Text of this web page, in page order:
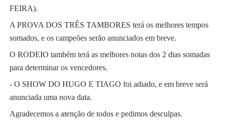
FEIRA).
A PROVA DOS TRÊS TAMBORES terá os melhores tempos
somados, e os campeões serão anunciados em breve.
O RODEIO também terá as melhores notas dos 2 dias somadas
para determinar os vencedores.
- O SHOW DO HUGO E TIAGO foi adiado, e em breve será
anunciada uma nova data.
Agradecemos a atenção de todos e pedimos desculpas.